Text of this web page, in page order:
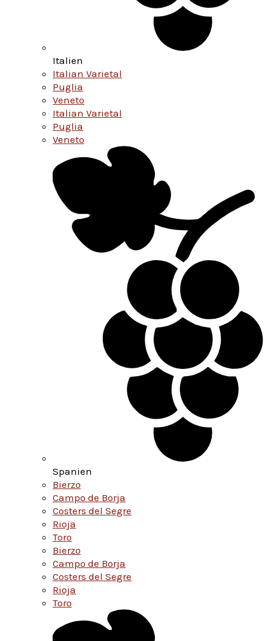
Italien
Italian Varietal
Puglia
Veneto
Italian Varietal
Puglia
Veneto
Spanien
Bierzo
Campo de Borja
Costers del Segre
Rioja
Toro
Bierzo
Campo de Borja
Costers del Segre
Rioja
Toro